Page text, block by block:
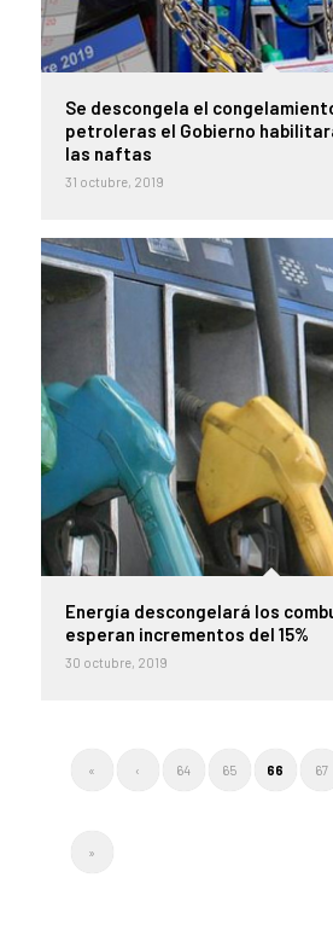
Se descongela el
petroleras el Gobierno
las naftas
31 octubre, 2019
Energía descongelará los
esperan incrementos del 15%
30 octubre, 2019
« ‹ 64 65 66 67
»